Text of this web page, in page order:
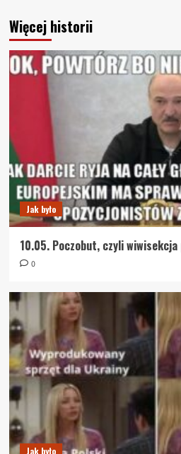
Więcej historii
Jak było
10.05. Poczobut, czyli
0
Jak było